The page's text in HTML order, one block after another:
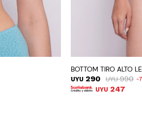
BOTTOM TIRO ALTO
UYU 290 UYU 990
UYU 247